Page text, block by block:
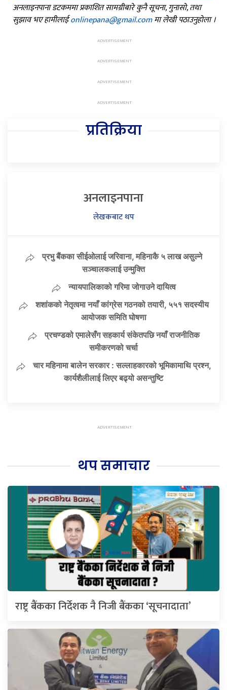
अनलाइनपाना डटकममा प्रकाशित सामग्रीबारे कुनै सूचना, गुनासो, तथा
सुझाव भए हामीलाईonlinepana@gmail.comमा लेखी पठाउनुहोला ।
प्रतिक्रिया
अनलाइनपाना
लेखकबाट थप
प्रभु बैंकका सीईओलाई जरिवाना, महिनाकै ५ लाख असुल्ने
सञ्चालकलाई उन्मुक्ति
न्यायपालिकाको गरिमा जोगाउने दायित्व
शशांकको नेतृत्वमा नयाँ कांग्रेस गठनको तयारी, ५५१ सदस्यीय
आयोजक समिति घोषणा
प्रचण्डको एमालेसँग सहकार्य संकेतपछि नयाँ राजनीतिक
समीकरणको चर्चा
चार महिनामा बालेन सरकार : सल्लाहकारको भूमिकामाथि प्रश्न,
कार्यशैलीलाई लिएर बढ्यो असन्तुष्टि
थप समाचार
राष्ट्र बैंकका निर्देशक नै निजी बैंकका ‘सूचनादाता’